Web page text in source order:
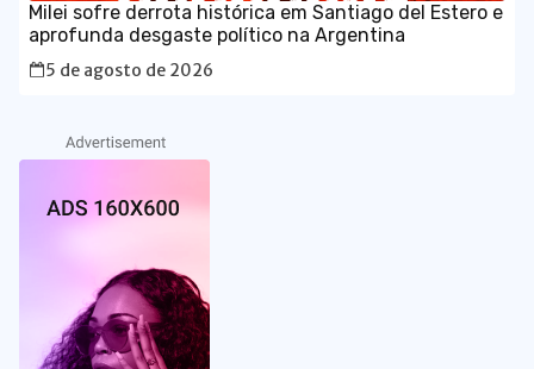
Milei sofre derrota histórica em Santiago del Estero e
aprofunda desgaste político na Argentina
5 de agosto de 2026